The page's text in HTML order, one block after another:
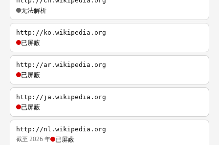
无法解析
http://ko.wikipedia.org
已屏蔽
http://ar.wikipedia.org
已屏蔽
http://ja.wikipedia.org
已屏蔽
http://nl.wikipedia.org
截至 2026 年 已屏蔽